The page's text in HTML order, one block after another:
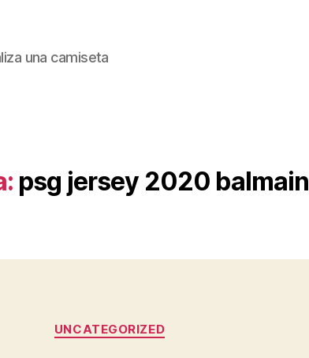
una camiseta
psg jersey 2020 balmain
Categorías
UNCATEGORIZED